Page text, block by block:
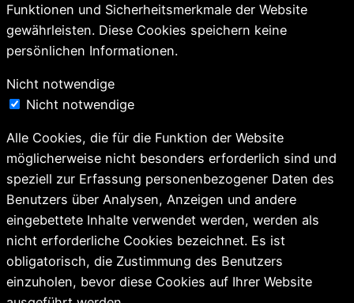
Funktionen und Sicherheitsmerkmale der Website
gewährleisten. Diese Cookies speichern keine
persönlichen Informationen.
Nicht notwendige
Nicht notwendige
Alle Cookies, die für die Funktion der Website
möglicherweise nicht besonders erforderlich sind und
speziell zur Erfassung personenbezogener Daten des
Benutzers über Analysen, Anzeigen und andere
eingebettete Inhalte verwendet werden, werden als
nicht erforderliche Cookies bezeichnet. Es ist
obligatorisch, die Zustimmung des Benutzers
einzuholen, bevor diese Cookies auf Ihrer Website